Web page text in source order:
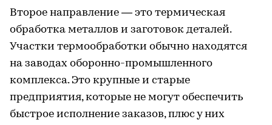
Второе направление — это термическая
обработка металлов и заготовок деталей.
Участки термообработки обычно находятся
на заводах оборонно-промышленного
комплекса. Это крупные и старые
предприятия, которые не могут обеспечить
быстрое исполнение заказов, плюс у них